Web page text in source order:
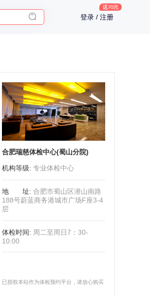
登录 / 注册
合肥瑞慈体检中心(蜀山分院)
机构等级: 专业体检中心
地址: 合肥市蜀山区潜山南路
188号蔚蓝商务港城市广场F座3-4
层
体检时间: 周二至周日7：30-
10:00
已授权本站作为体检预约平台，请放心购买